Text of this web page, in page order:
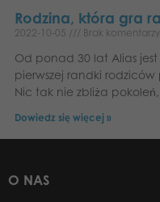
Rodzina, która gra
2022-10-05 Brak komentarzy
Od ponad 30 lat Alias
pierwszej randki
Nic tak nie zbliża
Dowiedz się więcej »
O NAS